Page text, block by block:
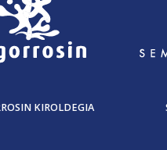
KIROLDEGIA